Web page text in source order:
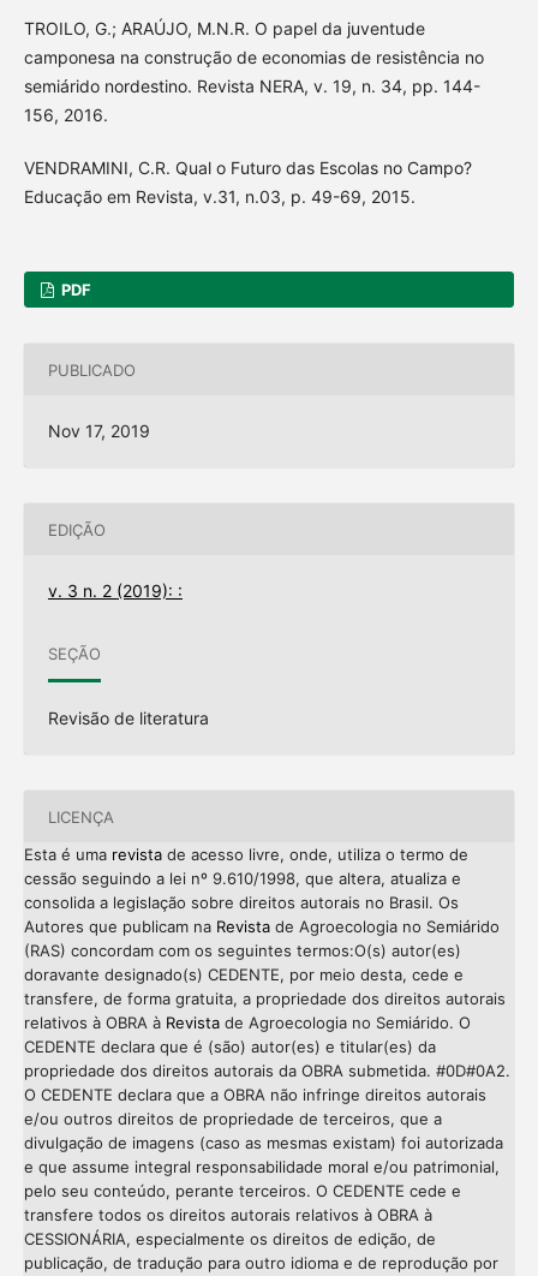
TROILO, G.; ARAÚJO, M.N.R. O papel da juventude
camponesa na construção de economias de resistência no
semiárido nordestino. Revista NERA, v. 19, n. 34, pp. 144-
156, 2016.
VENDRAMINI, C.R. Qual o Futuro das Escolas no Campo?
Educação em Revista, v.31, n.03, p. 49-69, 2015.
PDF
PUBLICADO
Nov 17, 2019
EDIÇÃO
v. 3 n. 2 (2019): :
SEÇÃO
Revisão de literatura
LICENÇA
Esta é uma revistade acesso livre, onde, utiliza o termo de
cessão seguindo a lei nº 9.610/1998, que altera, atualiza e
consolida a legislação sobre direitos autorais no Brasil. Os
Autores que publicam na Revistade Agroecologia no Semiárido
(RAS) concordam com os seguintes termos:O(s) autor(es)
doravante designado(s) CEDENTE, por meio desta, cede e
transfere, de forma gratuita, a propriedade dos direitos autorais
relativos à OBRA à Revistade Agroecologia no Semiárido. O
CEDENTE declara que é (são) autor(es) e titular(es) da
propriedade dos direitos autorais da OBRA submetida. #0D#0A2.
O CEDENTE declara que a OBRA não infringe direitos autorais
e/ou outros direitos de propriedade de terceiros, que a
divulgação de imagens (caso as mesmas existam) foi autorizada
e que assume integral responsabilidade moral e/ou patrimonial,
pelo seu conteúdo, perante terceiros. O CEDENTE cede e
transfere todos os direitos autorais relativos à OBRA à
CESSIONÁRIA, especialmente os direitos de edição, de
publicação, de tradução para outro idioma e de reprodução por